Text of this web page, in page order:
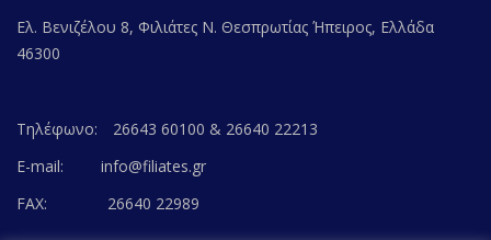
Ελ. Βενιζέλου 8, Φιλιάτες Ν. Θεσπρωτίας Ήπειρος, Ελλάδα
46300
Τηλέφωνο:
26643 60100 & 26640 22213
E-mail:
info@filiates.gr
FAX:
26640 22989